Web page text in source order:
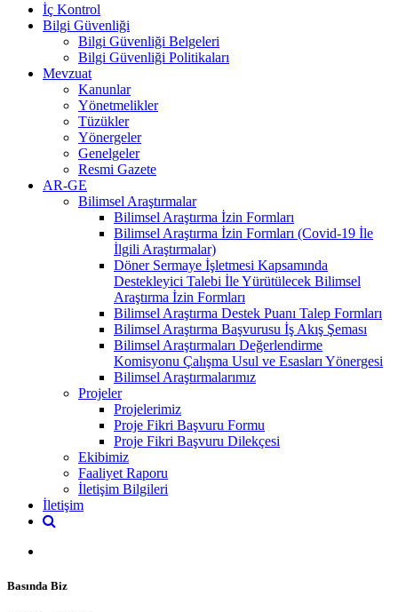
İç Kontrol
Bilgi Güvenliği
Bilgi Güvenliği Belgeleri
Bilgi Güvenliği Politikaları
Mevzuat
Kanunlar
Yönetmelikler
Tüzükler
Yönergeler
Genelgeler
Resmi Gazete
AR-GE
Bilimsel Araştırmalar
Bilimsel Araştırma İzin Formları
Bilimsel Araştırma İzin Formları (Covid-19 İle
İlgili Araştırmalar)
Döner Sermaye İşletmesi Kapsamında
Destekleyici Talebi İle Yürütülecek Bilimsel
Araştırma İzin Formları
Bilimsel Araştırma Destek Puanı Talep Formları
Bilimsel Araştırma Başvurusu İş Akış Şeması
Bilimsel Araştırmaları Değerlendirme
Komisyonu Çalışma Usul ve Esasları Yönergesi
Bilimsel Araştırmalarımız
Projeler
Projelerimiz
Proje Fikri Başvuru Formu
Proje Fikri Başvuru Dilekçesi
Ekibimiz
Faaliyet Raporu
İletişim Bilgileri
İletişim
Basında Biz